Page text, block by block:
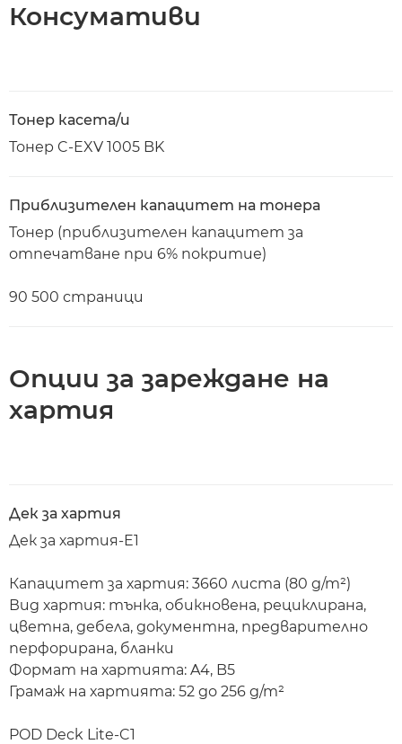
Консумативи
Тонер касета/и
Тонер C-EXV 1005 BK
Приблизителен капацитет на тонера
Тонер (приблизителен капацитет за
отпечатване при 6% покритие)
90 500 страници
Опции за зареждане на
хартия
Дек за хартия
Дек за хартия-E1
Капацитет за хартия: 3660 листа (80 g/m²)
Вид хартия: тънка, обикновена, рециклирана,
цветна, дебела, документна, предварително
перфорирана, бланки
Формат на хартията: A4, B5
Грамаж на хартията: 52 до 256 g/m²
POD Deck Lite-C1